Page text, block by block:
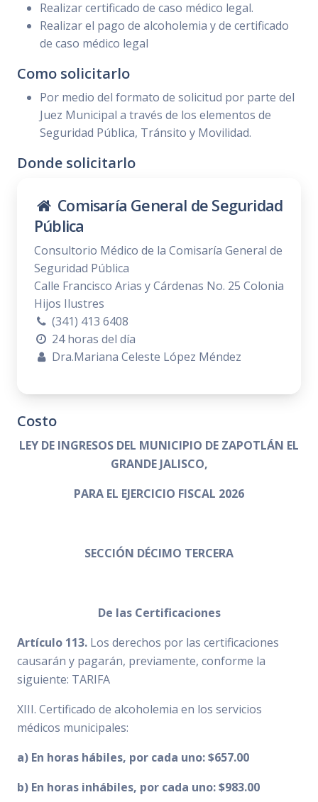
Realizar certificado de caso médico legal.
Realizar el pago de alcoholemia y de certificado
de caso médico legal
Como solicitarlo
Por medio del formato de solicitud por parte del
Juez Municipal a través de los elementos de
Seguridad Pública, Tránsito y Movilidad.
Donde solicitarlo
Comisaría General de Seguridad
Pública
Consultorio Médico de la Comisaría General de
Seguridad Pública
Calle Francisco Arias y Cárdenas No. 25 Colonia
Hijos Ilustres
(341) 413 6408
24 horas del día
Dra.Mariana Celeste López Méndez
Costo
LEY DE INGRESOS DEL MUNICIPIO DE ZAPOTLÁN EL
GRANDE JALISCO,
PARA EL EJERCICIO FISCAL 2026
SECCIÓN DÉCIMO TERCERA
De las Certificaciones
Artículo 113. Los derechos por las certificaciones
causarán y pagarán, previamente, conforme la
siguiente: TARIFA
XIII. Certificado de alcoholemia en los servicios
médicos municipales:
a) En horas hábiles, por cada uno: $657.00
b) En horas inhábiles, por cada uno: $983.00